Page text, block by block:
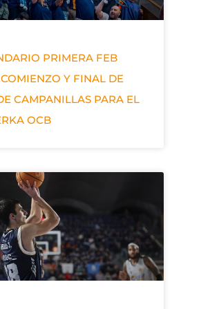
PRIMERA FEB
Y FINAL DE
CAMPANILLAS PARA EL
OCB